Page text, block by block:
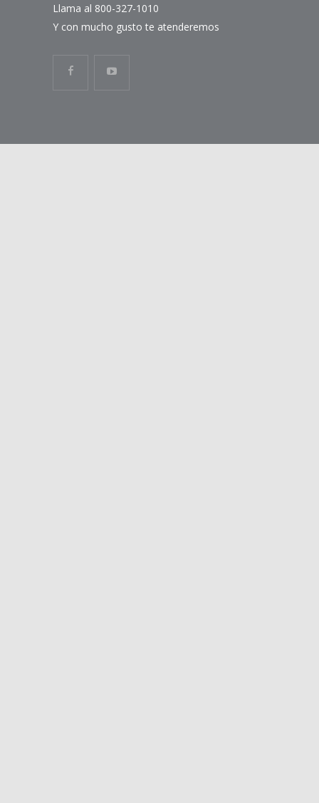
Llama al 800-327-1010
Y con mucho gusto te atenderemos